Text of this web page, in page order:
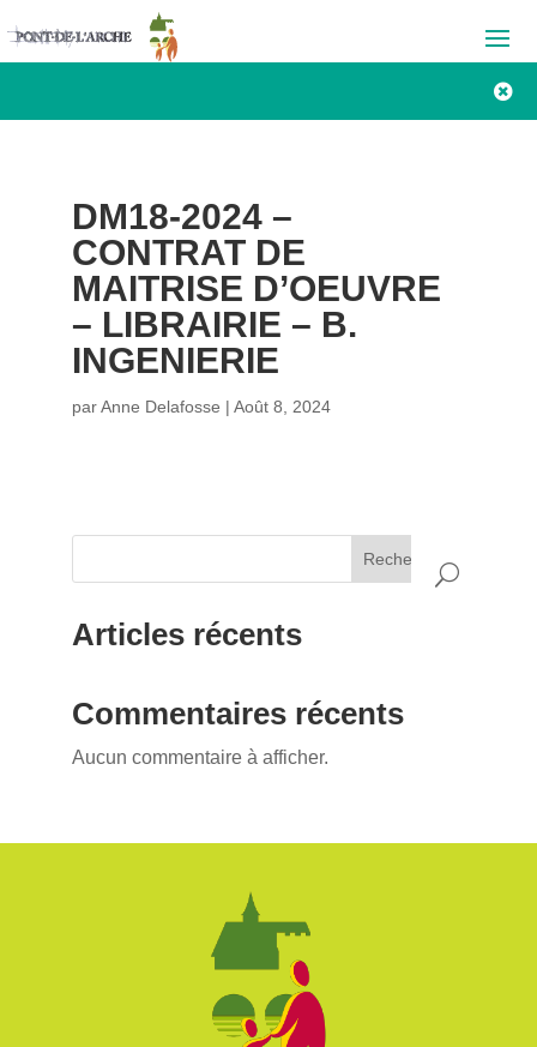

DM18-2024 –
CONTRAT DE
MAITRISE D’OEUVRE
– LIBRAIRIE – B.
INGENIERIE
parAnne Delafosse | Août 8, 2024
Rechercher
Articles récents
Commentaires récents
Aucun commentaire à afficher.